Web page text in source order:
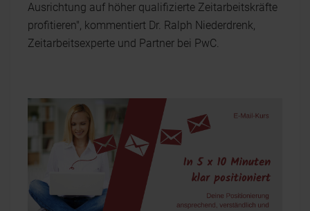
Ausrichtung auf höher qualifizierte Zeitarbeitskräfte
profitieren", kommentiert Dr. Ralph Niederdrenk,
Zeitarbeitsexperte und Partner bei PwC.